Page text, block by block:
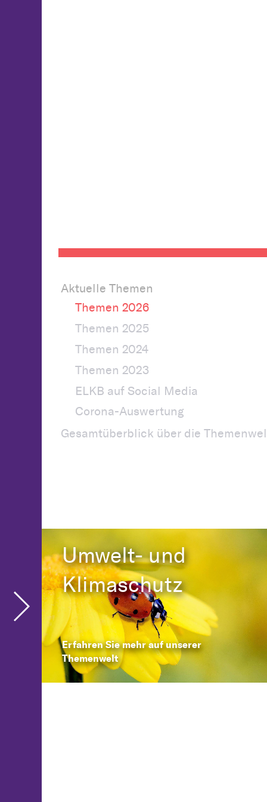
Aktuelle Themen
Themen 2026
Themen 2025
Themen 2024
Themen 2023
ELKB auf Social Media
Corona-Auswertung
Gesamtüberblick über die
Umwelt- und
Klimaschutz
Erfahren Sie mehr auf unserer
Themenwelt